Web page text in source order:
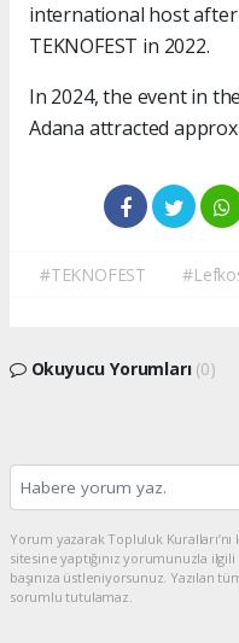
international host after
TEKNOFEST in 2022.
In 2024, the event in
Adana attracted
#TEKNOFEST
Okuyucu Yorumları (0)
Yorum yazarak Topluluk
sitesine yaptığınız yorumunuzla
başınıza üstleniyorsunuz. Yazılan
sorumlu tutulamaz.